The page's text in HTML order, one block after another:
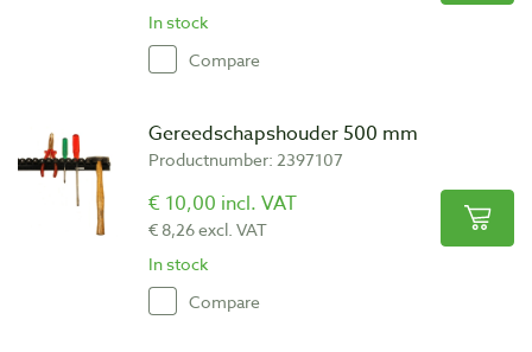
In stock
Compare
Gereedschapshouder 500 mm
Productnumber: 2397107
€ 10,00 incl. VAT
€ 8,26 excl. VAT
In stock
Compare